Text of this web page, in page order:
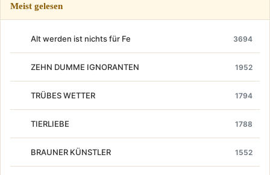
Meist gelesen
Alt werden ist nichts für Fe 3694
ZEHN DUMME IGNORANTEN 1952
TRÜBES WETTER 1794
TIERLIEBE 1788
BRAUNER KÜNSTLER 1552